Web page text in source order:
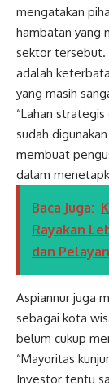
mengatakan
hambatan yang
sektor tersebut.
adalah
yang masih
“Lahan
sudah
membuat
dalam
Baca Juga:
Rayakan
dan
Aspiannur juga
sebagai kota
belum cukup
“Mayoritas
Investor tentu